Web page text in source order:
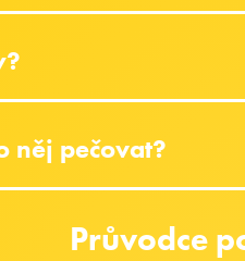
něj pečovat?
Průvodce